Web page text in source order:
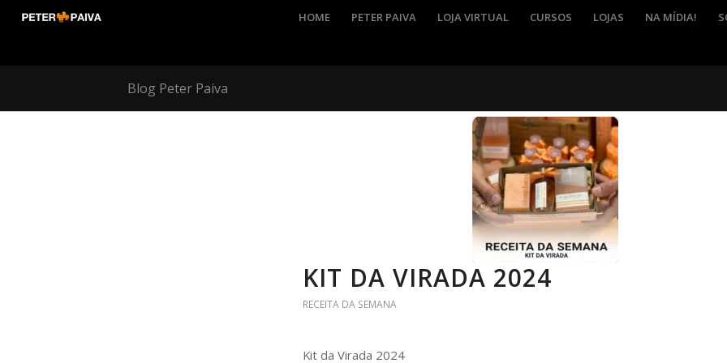
HOME PETER PAIVA LOJA VIRTUAL CURSOS LOJAS NA MÍDIA!
Blog Peter Paiva
KIT DA VIRADA 2024
RECEITA DA SEMANA
Kit da Virada 2024